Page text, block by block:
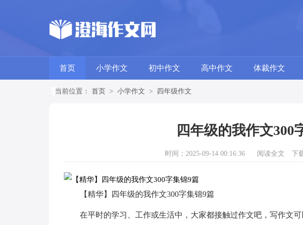
首页 小学作文 初中作文 高中作文 体裁作文
当前位置： 首页 > 小学作文 > 四年级作文
四年级的我作文300
时间：2025-09-14 00:16:36 阅读全文 下
【精华】四年级的我作文300字集锦9篇
在平时的学习、工作或生活中，大家都接触过作文吧，写作文